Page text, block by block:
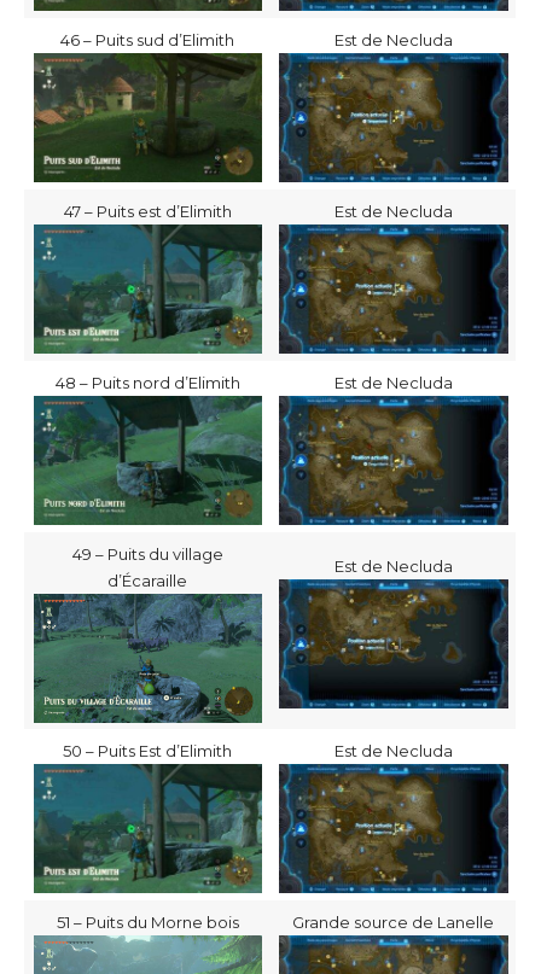
46 – Puits sud d’Elimith Est de Necluda
47 – Puits est d’Elimith Est de Necluda
48 – Puits nord d’Elimith Est de Necluda
49 – Puits du village
d’Écaraille
Est de Necluda
50 – Puits Est d’Elimith Est de Necluda
51 – Puits du Morne bois Grande source de Lanelle